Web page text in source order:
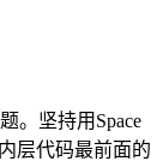
。坚持用Space
层代码最前面的